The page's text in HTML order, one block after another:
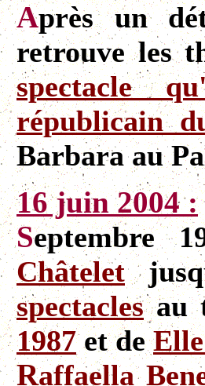
Après un
retrouve les
spectacle
républicain
Barbara au
16 juin 2004 :
Septembre
Châtelet
spectaclesau
1987et de
Raffaella